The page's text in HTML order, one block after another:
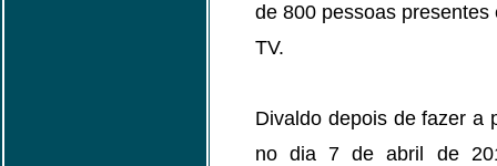
de 800 pessoas
TV.
Divaldo depois de fazer a
no dia 7 de abril de